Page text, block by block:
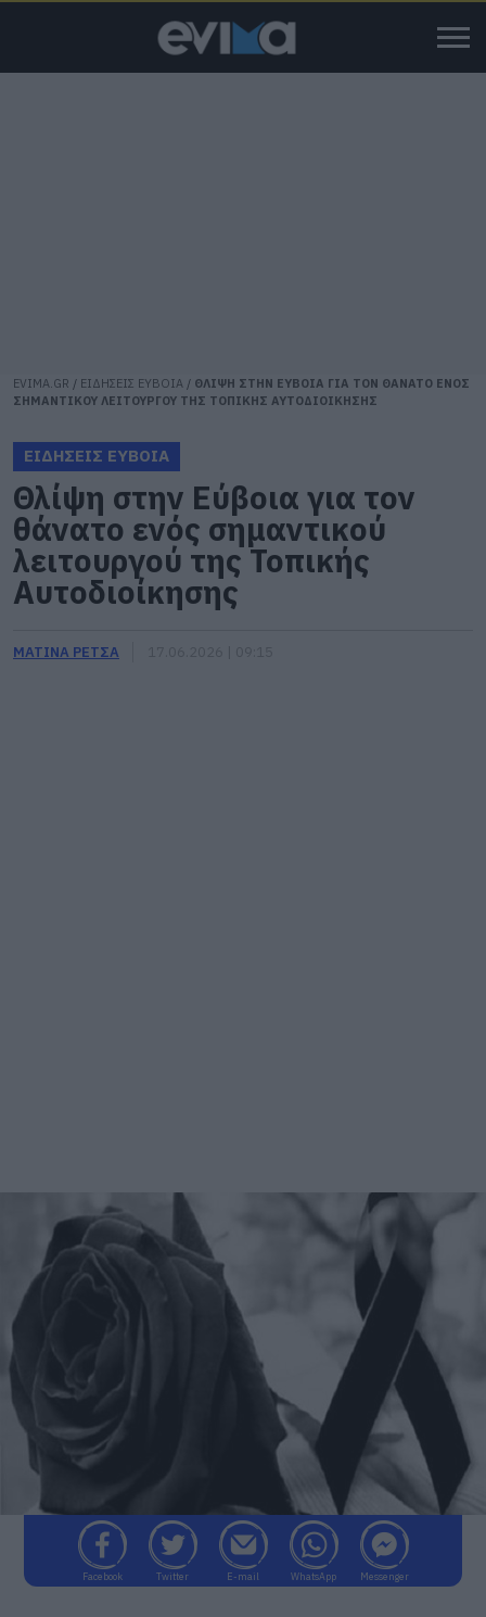
EVIMA.GR / ΕΙΔΗΣΕΙΣ ΕΥΒΟΙΑ / ΘΛΙΨΗ ΣΤΗΝ ΕΥΒΟΙΑ ΓΙΑ ΤΟΝ ΘΑΝΑΤΟ ΕΝΟΣ
ΣΗΜΑΝΤΙΚΟΥ ΛΕΙΤΟΥΡΓΟΥ ΤΗΣ ΤΟΠΙΚΗΣ ΑΥΤΟΔΙΟΙΚΗΣΗΣ
ΕΙΔΗΣΕΙΣ ΕΥΒΟΙΑ
Θλίψη στην Εύβοια για τον
θάνατο ενός σημαντικού
λειτουργού της Τοπικής
Αυτοδιοίκησης
ΜΑΤΙΝΑ ΡΕΤΣΑ
Facebook Twitter E-mail WhatsApp Messenger